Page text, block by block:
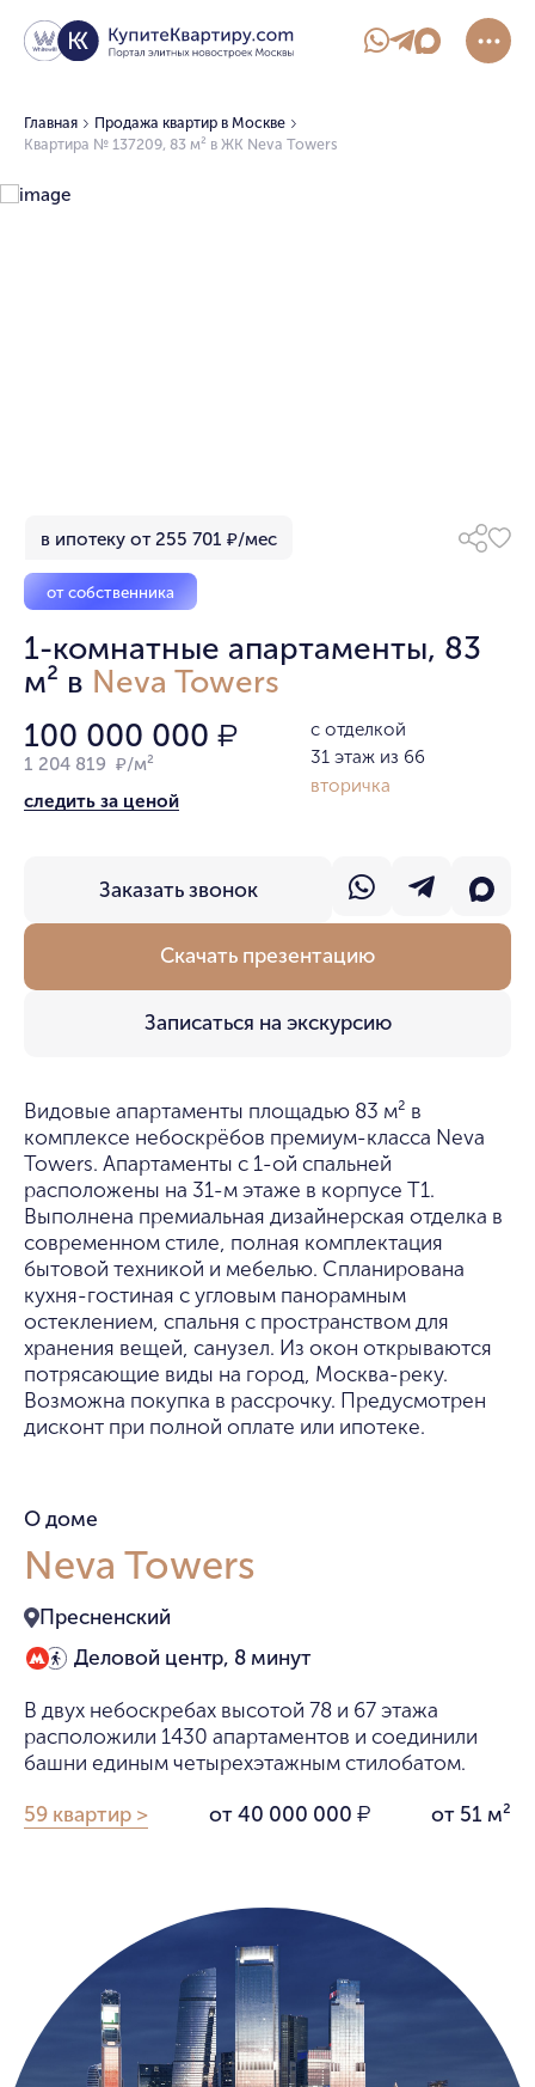
Главная
Продажа квартир в Москве
Квартира № 137209, 83 м² в ЖК Neva Towers
1-комнатные апартаменты, 83
м² в Neva Towers
в ипотеку от 255 701 ₽/мес
от собственника
100 000 000 ₽
1 204 819 ₽/м²
следить за ценой
с отделкой
31 этаж из 66
вторичка
Заказать звонок
Записаться на экскурсию
Скачать презентацию
Видовые апартаменты площадью 83 м² в
комплексе небоскрёбов премиум-класса Neva
Towers. Апартаменты с 1-ой спальней
расположены на 31-м этаже в корпусе T1.
Выполнена премиальная дизайнерская отделка в
современном стиле, полная комплектация
бытовой техникой и мебелью. Спланирована
кухня-гостиная с угловым панорамным
остеклением, спальня с пространством для
хранения вещей, санузел. Из окон открываются
потрясающие виды на город, Москва-реку.
Возможна покупка в рассрочку. Предусмотрен
дисконт при полной оплате или ипотеке.
О доме
Neva Towers
Пресненский
Деловой центр, 8 минут
В двух небоскребах высотой 78 и 67 этажа
расположили 1430 апартаментов и соединили
башни единым четырехэтажным стилобатом.
59 квартир > от 40 000 000 ₽ от 51 м²